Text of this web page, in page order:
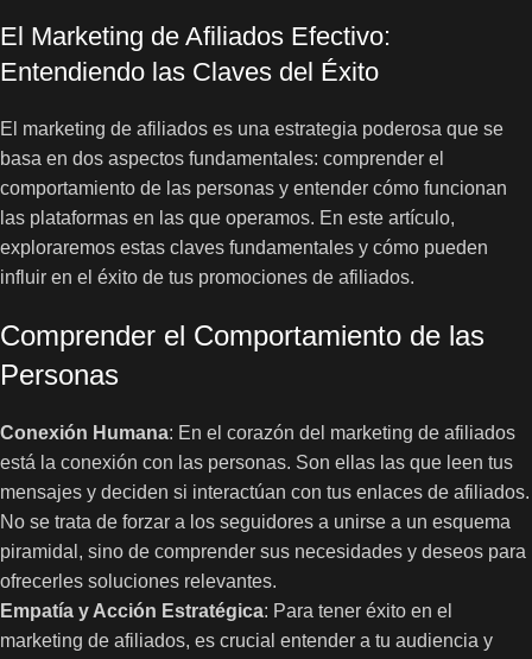
El Marketing de Afiliados Efectivo:
Entendiendo las Claves del Éxito
El marketing de afiliados es una estrategia poderosa que se
basa en dos aspectos fundamentales: comprender el
comportamiento de las personas y entender cómo funcionan
las plataformas en las que operamos. En este artículo,
exploraremos estas claves fundamentales y cómo pueden
influir en el éxito de tus promociones de afiliados.
Comprender el Comportamiento de las
Personas
Conexión Humana: En el corazón del marketing de afiliados
está la conexión con las personas. Son ellas las que leen tus
mensajes y deciden si interactúan con tus enlaces de afiliados.
No se trata de forzar a los seguidores a unirse a un esquema
piramidal, sino de comprender sus necesidades y deseos para
ofrecerles soluciones relevantes.
Empatía y Acción Estratégica: Para tener éxito en el
marketing de afiliados, es crucial entender a tu audiencia y